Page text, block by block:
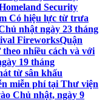
Security
Có hiệu lực từ trưa
nhật ngày 23 tháng
FireworksQuận
theo nhiều cách và với
19 tháng
từ sân khấu
miễn phí tại Thư viện
Chủ nhật, ngày 9